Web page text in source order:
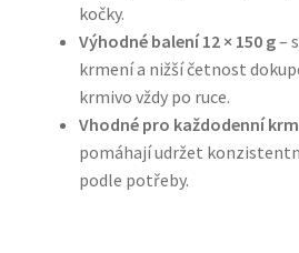
Hill’s pro psy
Hračky pro psy
Konzervy a kapsičky pro psy
kočky.
Výhodné balení 12 × 150 g–
krmení a nižší četnost
krmivo vždy po ruce.
Vhodné pro každodenní
pomáhají udržet
podle potřeby.